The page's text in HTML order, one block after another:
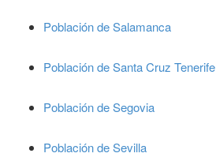
Población de Salamanca
Población de Santa Cruz Tenerife
Población de Segovia
Población de Sevilla